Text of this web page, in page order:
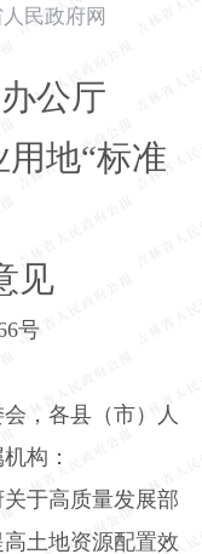
民政府网
公厅
地“标准
见
号
，各县（市）人
构：
于高质量发展部
土地资源配置效